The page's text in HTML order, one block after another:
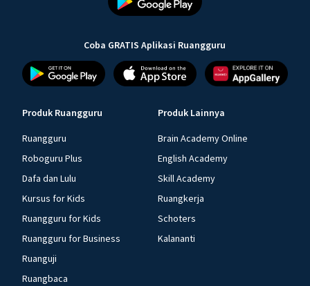
Coba GRATIS Aplikasi Ruangguru
Produk Ruangguru
Ruangguru
Roboguru Plus
Dafa dan Lulu
Kursus for Kids
Ruangguru for Kids
Ruangguru for Business
Ruanguji
Ruangbaca
Produk Lainnya
Brain Academy Online
English Academy
Skill Academy
Ruangkerja
Schoters
Kalananti